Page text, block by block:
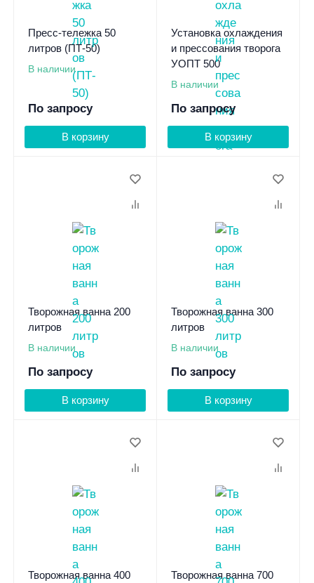
Пресс-тележка 50
литров (ПТ-50)
В наличии
По запросу
В корзину
Установка охлаждения
и прессования творога
УОПТ 500
В наличии
По запросу
В корзину
Творожная ванна 200
литров
В наличии
По запросу
В корзину
Творожная ванна 300
литров
В наличии
По запросу
В корзину
Творожная ванна 400
Творожная ванна 700